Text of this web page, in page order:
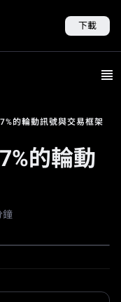
下載
的輪動訊號與交易框架
的輪動
鐘